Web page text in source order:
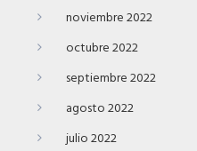
noviembre 2022
octubre 2022
septiembre 2022
agosto 2022
julio 2022